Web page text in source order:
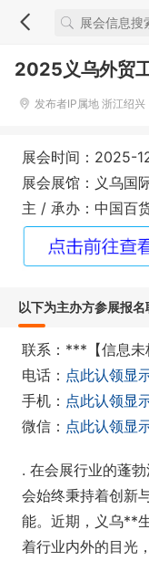
2025义乌外贸
发布者IP属地 浙江绍兴
展会时间：2025-
展会展馆：义乌国
主 / 承办：中国百
以下为主办方参展报
联系：***【信息未
电话： 点此认领显
手机： 点此认领显
微信： 点此认领显
. 在会展行业的蓬
会始终秉持着创新
能。近期，义乌**
着行业内外的目光